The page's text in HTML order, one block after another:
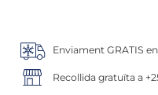
Enviament GRATIS
Recollida gratuïta a
. helados polos